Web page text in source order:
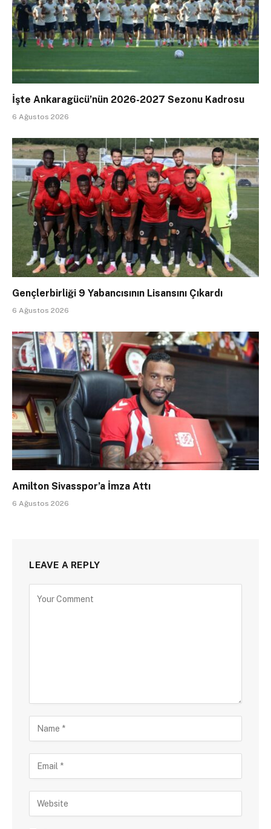
İşte Ankaragücü’nün 2026-2027 Sezonu Kadrosu
6 Ağustos 2026
Gençlerbirliği 9 Yabancısının Lisansını Çıkardı
6 Ağustos 2026
Amilton Sivasspor’a İmza Attı
6 Ağustos 2026
LEAVE A REPLY